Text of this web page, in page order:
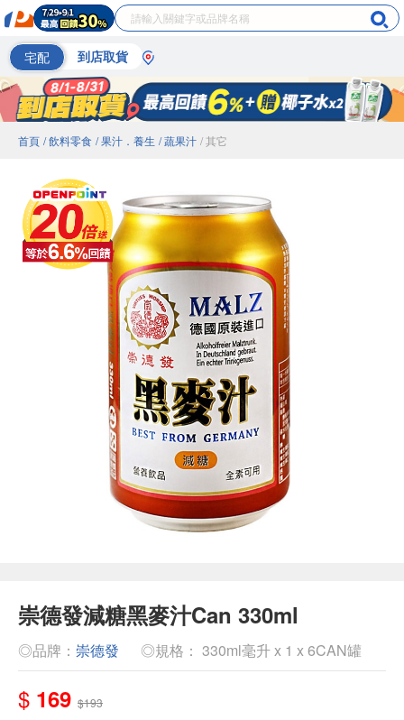
宅配 到店取貨
首頁 / 飲料零食 / 果汁．養生 / 蔬果汁 / 其它
崇德發減糖黑麥汁Can 330ml
◎品牌： 崇德發 ◎規格： 330ml毫升 x 1 x 6CAN罐
$ 169 $193